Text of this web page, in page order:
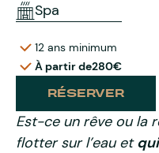
Est-ce un rêve ou la
flotter sur l’eau et
Spa
12 ans minimum
À partir de280€
RÉSERVER